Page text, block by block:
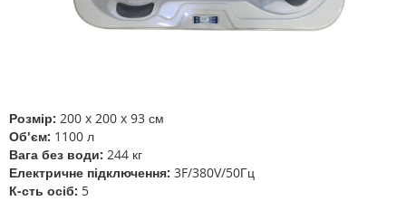
зображень
Розмір: 200 x 200 x 93 см
Об'єм: 1100 л
Вага без води: 244 кг
Електричне підключення: 3F/380V/50Гц
К-сть осіб: 5